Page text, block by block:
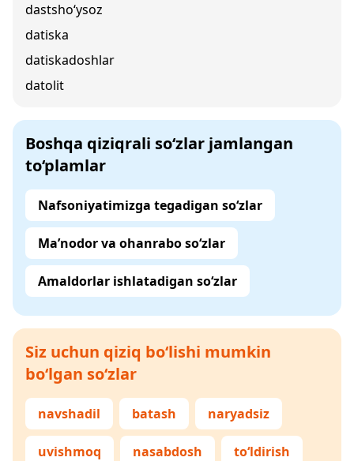
dastsho‘ysoz
datiska
datiskadoshlar
datolit
Boshqa qiziqrali so‘zlar jamlangan
to‘plamlar
Nafsoniyatimizga tegadigan so‘zlar
Ma’nodor va ohanrabo so‘zlar
Amaldorlar ishlatadigan so‘zlar
Siz uchun qiziq bo‘lishi mumkin
bo‘lgan so‘zlar
navshadil batash naryadsiz
uvishmoq nasabdosh to‘ldirish